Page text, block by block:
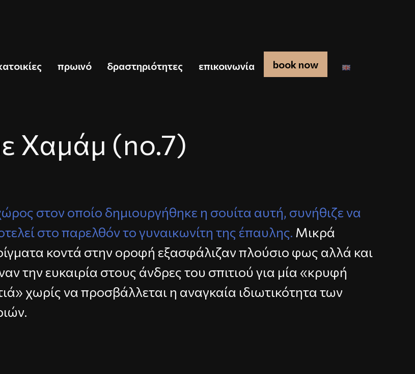
πρωινό δραστηριότητες επικοινωνία book now
Χαμάμ (no.7)
στον οποίο δημιουργήθηκε η σουίτα αυτή, συνήθιζε να
στο παρελθόν το γυναικωνίτη της έπαυλης. Μικρά
κοντά στην οροφή εξασφάλιζαν πλούσιο φως αλλά και
την ευκαιρία στους άνδρες του σπιτιού για μία «κρυφή
χωρίς να προσβάλλεται η αναγκαία ιδιωτικότητα των